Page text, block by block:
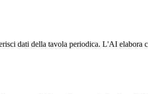
dati della tavola periodica. L'AI